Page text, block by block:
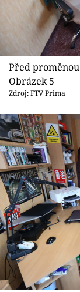
Před proměnou
Obrázek 5
Zdroj: FTV Prima